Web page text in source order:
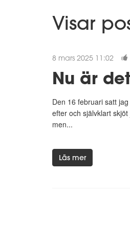
Visar
8 mars 2025 11:02
Nu är
Den 16 februari satt
efter och självklart
men...
Läs mer